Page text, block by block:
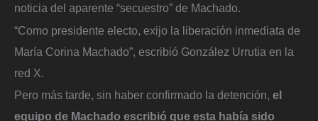
noticia del aparente “secuestro” de Machado.
“Como presidente electo, exijo la liberación inmediata de
María Corina Machado”, escribió González Urrutia en la
red X.
Pero más tarde, sin haber confirmado la detención, el
equipo de Machado escribió que esta había sido